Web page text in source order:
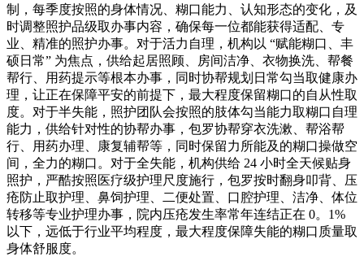
制，每季度按照的身体情况、糊口能力、认知形态的变化，及
时调整照护品级取办事内容，确保每一位都能获得适配、专
业、精准的照护办事。对于活力自理，机构以 “赋能糊口、丰
硕日常” 为焦点，供给起居照顾、房间洁净、衣物换洗、帮餐
帮行、用药提示等根本办事，同时协帮规划日常勾当取健康办
理，让正在保障平安的前提下，最大程度保留糊口的自从性取
度。对于半失能，照护团队会按照的肢体勾当能力取糊口自理
能力，供给针对性的协帮办事，包罗协帮穿衣洗漱、帮浴帮
行、用药办理、康复辅帮等，同时保留力所能及的糊口操做空
间，全力的糊口。对于全失能，机构供给 24 小时全天候贴身
照护，严酷按照医疗级护理尺度施行，包罗按时翻身叩背、压
疮防止取护理、鼻饲护理、二便处置、口腔护理、洁净、体位
转移等专业护理办事，院内压疮发生率常年连结正在 0。1%
以下，远低于行业平均程度，最大程度保障失能的糊口质量取
身体舒服度。